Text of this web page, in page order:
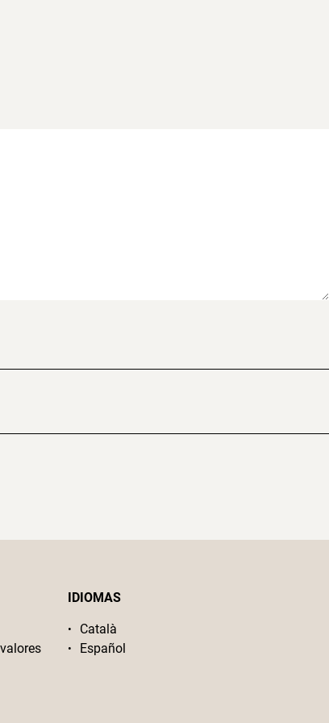
IDIOMAS
Català
Español